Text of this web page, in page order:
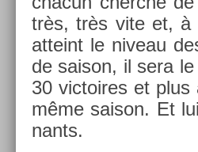
très, très vite et, à
at­teint le niveau
de saison, il sera
30 vic­toires et
même saison. Et
nants.